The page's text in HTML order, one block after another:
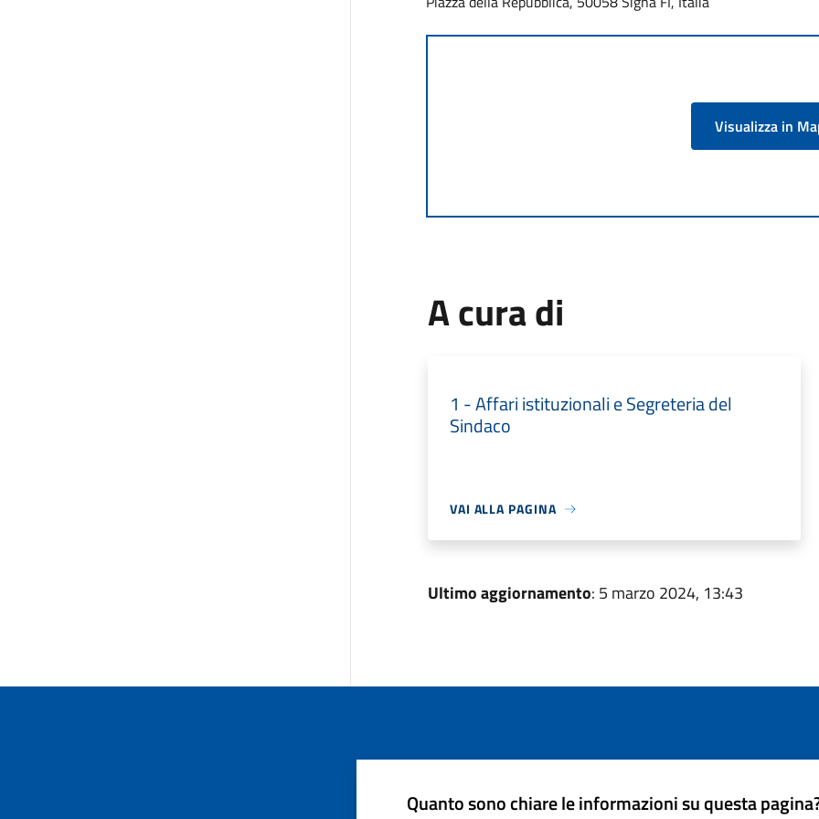
Visualizza in
A cura di
1 - Affari istituzionali e Segreteria del
Sindaco
VAI ALLA PAGINA
Ultimo aggiornamento: 5 marzo 2024, 13:43
Quanto sono chiare le informazioni su questa